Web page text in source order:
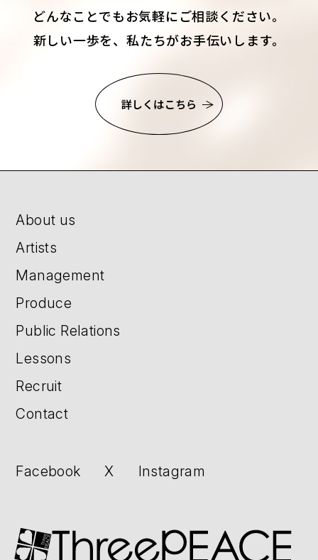
どんなことでもお気軽にご相談ください。
新しい一歩を、私たちがお手伝いします。
詳しくはこちら
About us
Artists
Management
Produce
Public Relations
Lessons
Recruit
Contact
Facebook X Instagram